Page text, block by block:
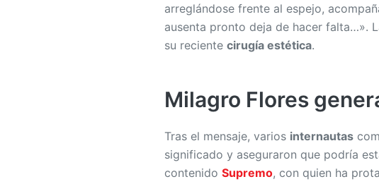
arreglándose frente al espejo,
ausenta pronto deja de hacer falta…».
su reciente cirugía estética.
Milagro Flores
Tras el mensaje, varios internautas
significado y aseguraron que podría
contenido Supremo, con quien ha